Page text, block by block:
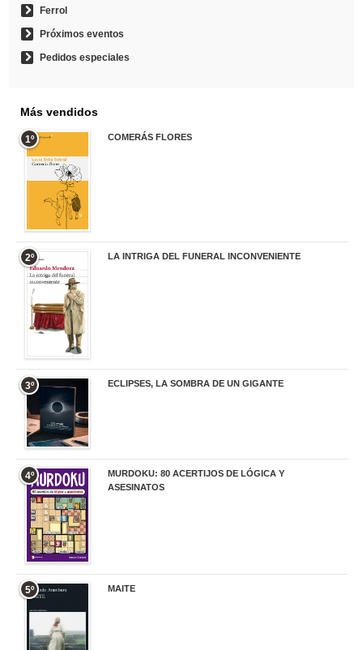
Ferrol
Próximos eventos
Pedidos especiales
Más vendidos
1º COMERÁS FLORES
2º LA INTRIGA DEL FUNERAL INCONVENIENTE
3º ECLIPSES, LA SOMBRA DE UN GIGANTE
4º
MURDOKU: 80 ACERTIJOS DE LÓGICA Y
ASESINATOS
5º MAITE